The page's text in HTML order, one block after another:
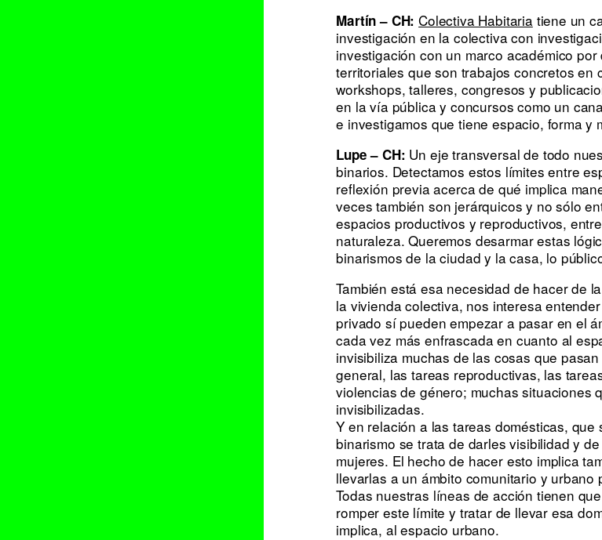
Martín – CH:Colectiva Habitaria tiene un
investigación en la colectiva con
investigación con un marco académico
territoriales que son trabajos concretos en
workshops, talleres, congresos y
en la vía pública y concursos como un
e investigamos que tiene espacio, forma y
Lupe – CH: Un eje transversal de todo
binarios. Detectamos estos límites entre
reflexión previa acerca de qué implica
veces también son jerárquicos y no sólo
espacios productivos y reproductivos,
naturaleza. Queremos desarmar estas
binarismos de la ciudad y la casa, lo
También está esa necesidad de hacer de
la vivienda colectiva, nos interesa
privado sí pueden empezar a pasar en el
cada vez más enfrascada en cuanto al
invisibiliza muchas de las cosas que
general, las tareas reproductivas, las
violencias de género; muchas situaciones
invisibilizadas.
Y en relación a las tareas domésticas,
binarismo se trata de darles visibilidad y
mujeres. El hecho de hacer esto implica
llevarlas a un ámbito comunitario y
Todas nuestras líneas de acción tienen
romper este límite y tratar de llevar esa
implica, al espacio urbano.